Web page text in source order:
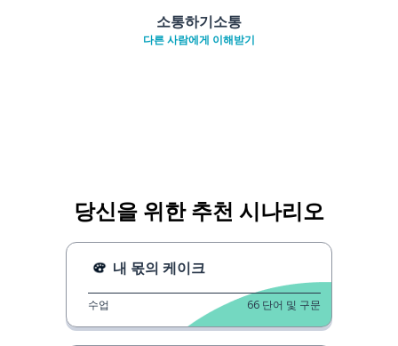
소통하기소통
다른 사람에게 이해받기
당신을 위한 추천 시나리오
내 몫의 케이크
수업 66 단어 및 구문